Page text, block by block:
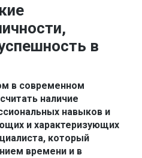
в
в современном
наличие
навыков и
и характеризующих
который
времени и в